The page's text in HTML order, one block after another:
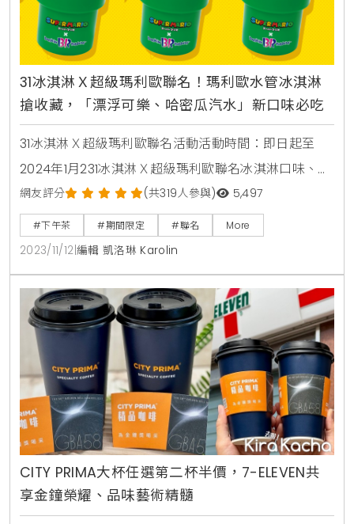
31冰淇淋Ｘ超級瑪利歐聯名！瑪利歐水管冰淇淋
搶收藏，「漂浮可樂、哈密瓜汽水」新口味必吃
31冰淇淋Ｘ超級瑪利歐聯名活動活動時間：即日起至
2024年1月231冰淇淋Ｘ超級瑪利歐聯名冰淇淋口味、售
價口味：超級蘑菇 漂浮可樂、1UP蘑菇 哈密瓜汽水售
價：單球甜筒或紙杯 110元31冰淇淋Ｘ超級瑪利歐聯名系
列超級瑪利歐雙球杯 140元無敵星聖代 195元耀西蛋組
合 1,080元
網友評分 (共319人參與) 5,497
#下午茶 #期間限定 #聯名 More
2023/11/12 編輯 凱洛琳 Karolin
CITY PRIMA大杯任選第二杯半價，7-ELEVEN共
享金鐘榮耀、品味藝術精髓